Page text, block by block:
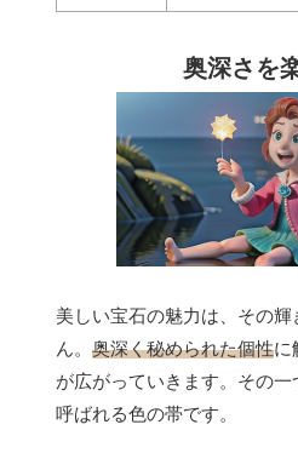
奥深さを
美しい宝石の魅力は、その
ん。 奥深く秘められた個性に
が広がっていきます。その一
呼ばれる色の帯です。